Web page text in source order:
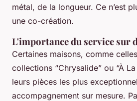
métal, de la longueur. Ce n’est
une co-création.
L'importance du service sur
Certaines maisons, comme
collections “Chrysalide” ou “À
leurs pièces les plus
accompagnement sur mesure.